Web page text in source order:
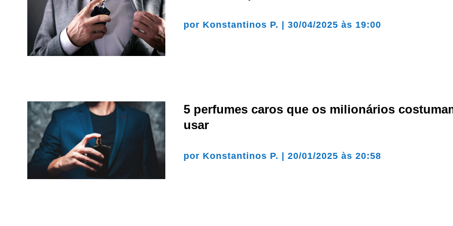
por Konstantinos P. |30/04/2025 às 19:00
5 perfumes caros que os milionários
usar
por Konstantinos P. |20/01/2025 às 20:58